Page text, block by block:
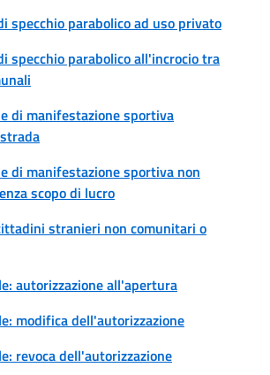
specchio parabolico ad uso privato
specchio parabolico all'incrocio tra
di manifestazione sportiva
di manifestazione sportiva non
scopo di lucro
stranieri non comunitari o
autorizzazione all'apertura
modifica dell'autorizzazione
revoca dell'autorizzazione